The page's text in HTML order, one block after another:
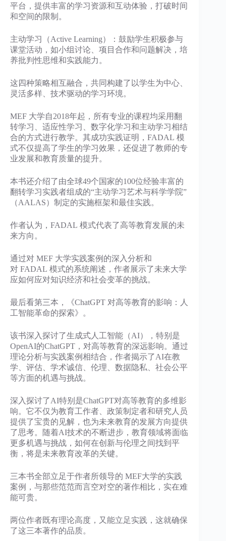
平台，提供丰富的学习资源和互动体验，打破时间
和空间的限制。
主动学习（Active Learning）：鼓励学生积极参与
课堂活动，如小组讨论、项目合作和问题解决，培
养批判性思维和实践能力。
这四种策略相互融合，共同构建了以学生为中心、
灵活多样、技术驱动的学习环境。
MEF 大学自2018年起，所有专业的课程均采用翻
转学习、适应性学习、数字化学习和主动学习相结
合的方式进行教学。其成功实践证明，FADAL 模
式不仅提高了学生的学习效果，还促进了教师的专
业发展和教育质量的提升。
本书还介绍了由全球49个国家的100位经验丰富的
翻转学习实践者组成的“主动学习艺术与科学学院”
（AALAS）制定的实施框架和最佳实践。
作者认为，FADAL 模式代表了高等教育发展的未
来方向。
通过对 MEF 大学实践案例的深入分析和
对 FADAL 模式的系统阐述，作者展示了未来大学
应如何应对知识经济和社会变革的挑战。
最后看第三本，《ChatGPT 对高等教育的影响：人
工智能革命的探索》。
该书深入探讨了生成式人工智能（AI），特别是
OpenAI的ChatGPT，对高等教育的深远影响。通过
理论分析与实践案例相结合，作者揭示了AI在教
学、评估、学术诚信、伦理、数据隐私、社会公平
等方面的机遇与挑战。
深入探讨了AI特别是ChatGPT对高等教育的多维影
响。它不仅为教育工作者、政策制定者和研究人员
提供了宝贵的见解，也为未来教育的发展方向提供
了思考。随着AI技术的不断进步，教育领域将面临
更多机遇与挑战，如何在创新与伦理之间找到平
衡，将是未来教育改革的关键。
三本书全部立足于作者所领导的 MEF大学的实践
案例，与那些范范而言空对空的著作相比，实在难
能可贵。
两位作者既有理论高度，又能立足实践，这就确保
了这三本著作的品质。